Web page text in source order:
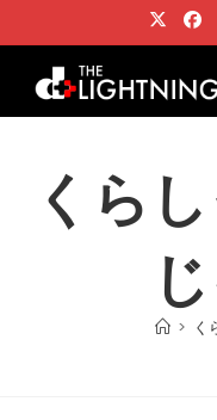
ン
くら
> く